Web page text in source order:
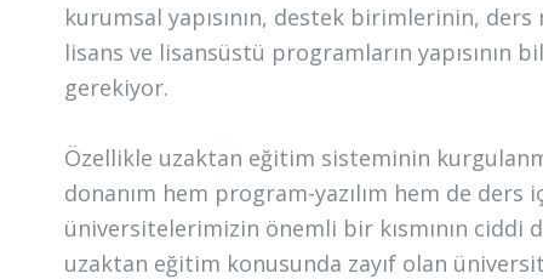
kurumsal yapısının, destek birimlerinin,
lisans ve lisansüstü programların yapısının
gerekiyor.
Özellikle uzaktan eğitim sisteminin
donanım hem program-yazılım hem de
üniversitelerimizin önemli bir kısmının
uzaktan eğitim konusunda zayıf olan